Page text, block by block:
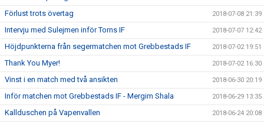
Förlust trots övertag 2018-07-08 21:39
Intervju med Sulejmen inför Torns IF 2018-07-07 12:42
Höjdpunkterna från segermatchen mot Grebbestads IF 2018-07-02 19:51
Thank You Myer! 2018-07-02 16:30
Vinst i en match med två ansikten 2018-06-30 20:19
Inför matchen mot Grebbestads IF - Mergim Shala 2018-06-29 13:35
Kallduschen på Vapenvallen 2018-06-24 20:08